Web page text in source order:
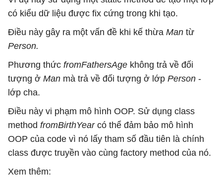
có kiểu dữ liệu được fix cứng trong khi tạo.
Điều này gây ra một vấn đề khi kế thừa Man từ
Person.
Phương thức fromFathersAge không trả về đối
tượng ở Man mà trả về đối tượng ở lớp Person -
lớp cha.
Điều này vi phạm mô hình OOP. Sử dụng class
method fromBirthYearcó thể đảm bảo mô hình
OOP của code vì nó lấy tham số đầu tiên là chính
class được truyền vào cùng factory method của nó.
Xem thêm: